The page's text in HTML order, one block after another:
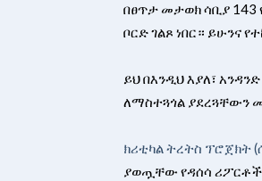
በፀጥታ መታወክ ሳቢያ
ቦርድ ገልጾ ነበር። ይሁንና
ይህ በእንዲህ እያለ፣
ለማስተጓጎል ያደረጓቸውን
ክሪቲካል ትረትስ ፕሮጀክት
ያወጧቸው የዳሰሳ